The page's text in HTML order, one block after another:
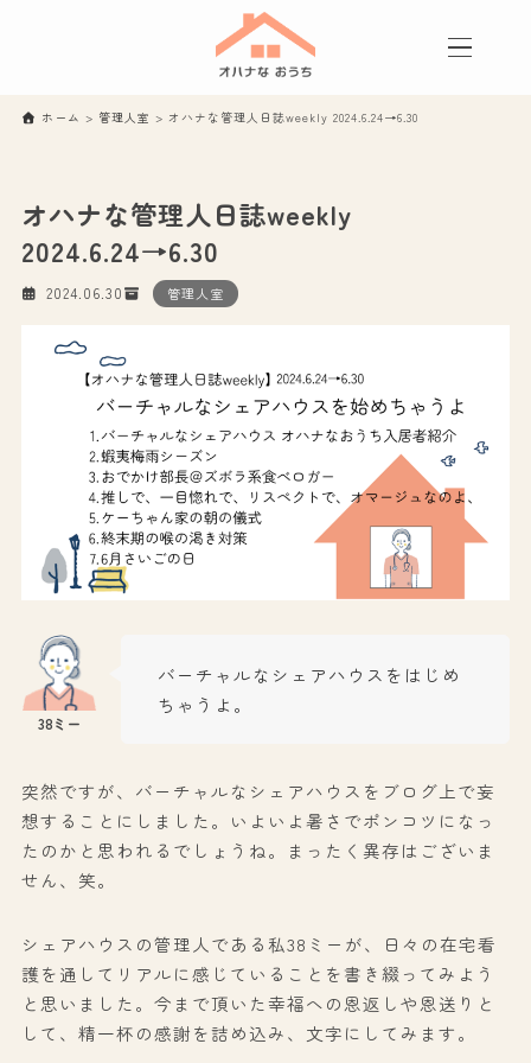
ホーム > 管理人室 > オハナな管理人日誌weekly 2024.6.24→6.30
オハナな管理人日誌weekly
2024.6.24→6.30
2024.06.30 管理人室
バーチャルなシェアハウスをはじめ
ちゃうよ。
突然ですが、バーチャルなシェアハウスをブログ上で妄
想することにしました。いよいよ暑さでポンコツになっ
たのかと思われるでしょうね。まったく異存はございま
せん、笑。
シェアハウスの管理人である私38ミーが、日々の在宅看
護を通してリアルに感じていることを書き綴ってみよう
と思いました。今まで頂いた幸福への恩返しや恩送りと
して、精一杯の感謝を詰め込み、文字にしてみます。